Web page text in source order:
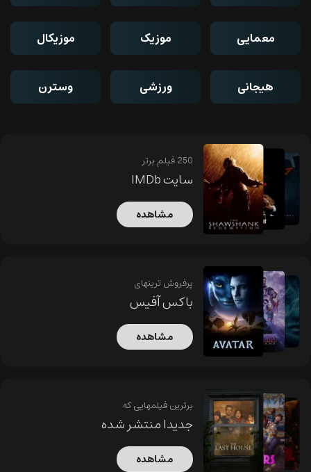
معمایی موزیک موزیکال
هیجانی ورزشی وسترن
250 فیلم برتر
سایت IMDb
مشاهده
پرفروش ترینهای
باکس آفیس
مشاهده
برترین فیلمهایی که
جدیدا منتشر شده
مشاهده